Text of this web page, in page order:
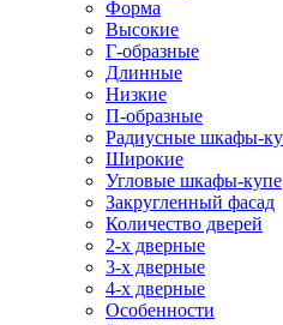
Форма
Высокие
Г-образные
Длинные
Низкие
П-образные
Радиусные шкафы-
Широкие
Угловые шкафы-купе
Закругленный фасад
Количество дверей
2-х дверные
3-х дверные
4-х дверные
Особенности